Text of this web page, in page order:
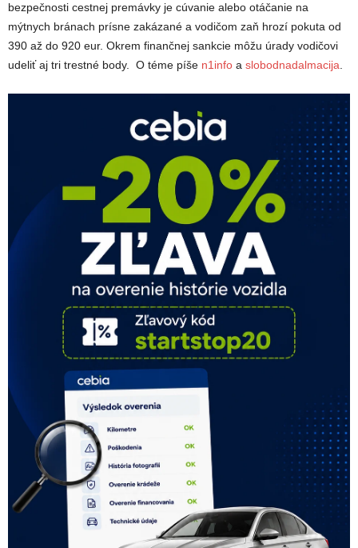
bezpečnosti cestnej premávky je cúvanie alebo otáčanie na
mýtnych bránach prísne zakázané a vodičom zaň hrozí pokuta od
390 až do 920 eur. Okrem finančnej sankcie môžu úrady vodičovi
udeliť aj tri trestné body. O téme píše n1info a slobodnadalmacija.